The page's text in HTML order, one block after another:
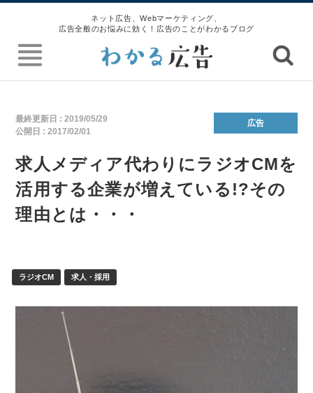
ネット広告、Webマーケティング、
広告全般のお悩みに効く！広告のことがわかるブログ
最終更新日 :2019/05/29
公開日 :2017/02/01
広告
求人メディア代わりにラジオCMを
活用する企業が増えている!?その
理由とは・・・
ラジオCM 求人・採用